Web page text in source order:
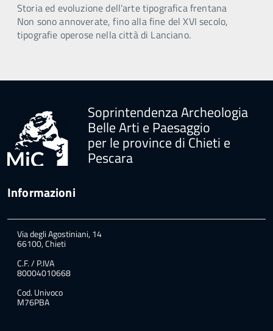
Storia ed evoluzione dell’arte tipografica frentana
Non sono annoverate, fino alla fine del XVI secolo,
tipografie operose nella città di Lanciano.
Soprintendenza Archeologia
Belle Arti e Paesaggio
per le province di Chieti e
Pescara
Informazioni
Via degli Agostiniani, 14
66100, Chieti
C.F. / P.IVA
80004010668
Cod. Univoco
M76PBA